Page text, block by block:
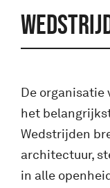
De
het
Wedstrijden
architectuur,
in alle